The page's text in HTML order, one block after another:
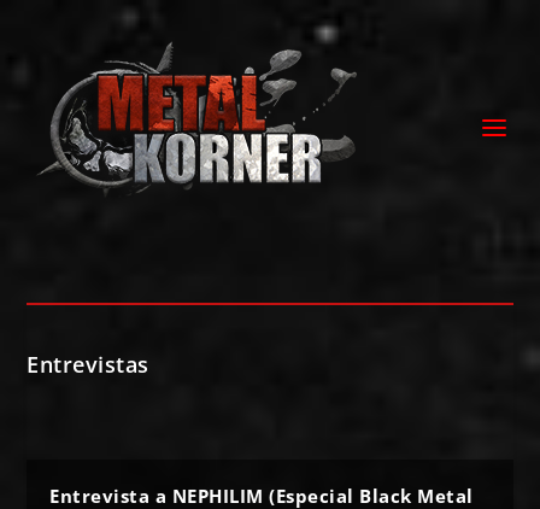
Entrevistas
Entrevista a NEPHILIM (Especial Black Metal